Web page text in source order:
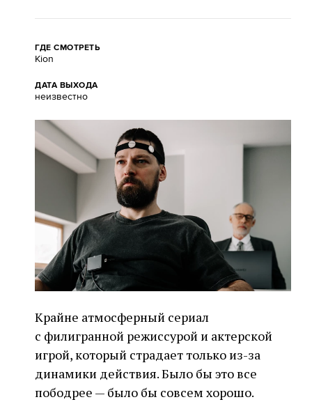
ГДЕ СМОТРЕТЬ
Kion
ДАТА ВЫХОДА
неизвестно
Крайне атмосферный сериал
с филигранной режиссурой и актерской
игрой, который страдает только из-за
динамики действия. Было бы это все
пободрее — было бы совсем хорошо.